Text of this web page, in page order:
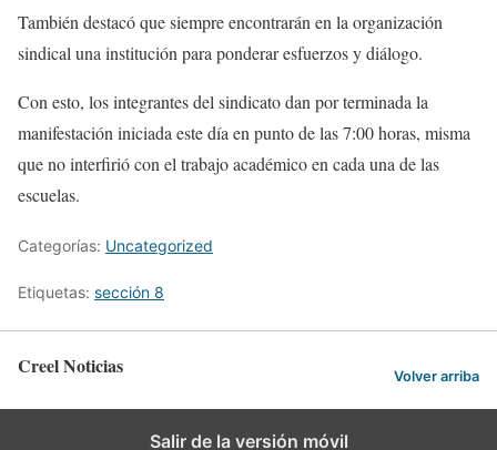
También destacó que siempre encontrarán en la organización
sindical una institución para ponderar esfuerzos y diálogo.
Con esto, los integrantes del sindicato dan por terminada la
manifestación iniciada este día en punto de las 7:00 horas, misma
que no interfirió con el trabajo académico en cada una de las
escuelas.
Categorías: Uncategorized
Etiquetas: sección 8
Creel Noticias Volver arriba
Salir de la versión móvil